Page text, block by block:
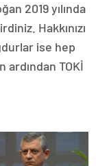
2019 yılında
Hakkınızı
ise hep
ardından TOKİ